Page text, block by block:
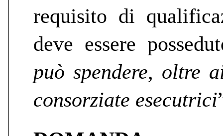
requisito di
deve essere
può spendere, oltre
consorziate esecutrici